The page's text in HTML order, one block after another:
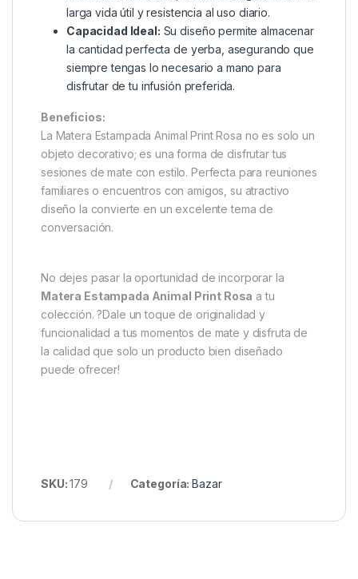
larga vida útil y resistencia al uso diario.
Capacidad Ideal: Su diseño permite almacenar
la cantidad perfecta de yerba, asegurando que
siempre tengas lo necesario a mano para
disfrutar de tu infusión preferida.
Beneficios:
La Matera Estampada Animal Print Rosa no es solo un
objeto decorativo; es una forma de disfrutar tus
sesiones de mate con estilo. Perfecta para reuniones
familiares o encuentros con amigos, su atractivo
diseño la convierte en un excelente tema de
conversación.
No dejes pasar la oportunidad de incorporar la
Matera Estampada Animal Print Rosa a tu
colección. ?Dale un toque de originalidad y
funcionalidad a tus momentos de mate y disfruta de
la calidad que solo un producto bien diseñado
puede ofrecer!
SKU:179 Categoría:Bazar